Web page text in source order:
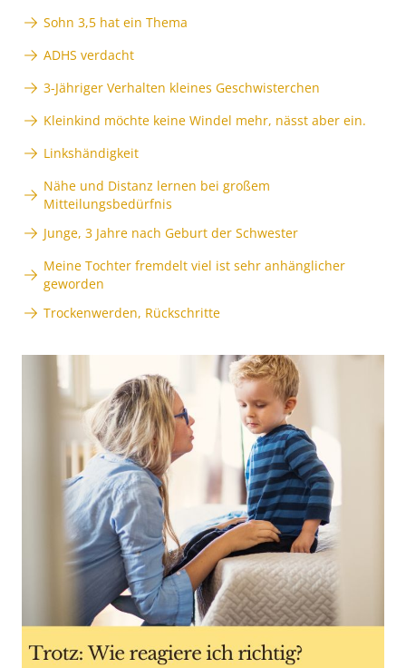
Sohn 3,5 hat ein Thema
ADHS verdacht
3-Jähriger Verhalten kleines Geschwisterchen
Kleinkind möchte keine Windel mehr, nässt aber ein.
Linkshändigkeit
Nähe und Distanz lernen bei großem
Mitteilungsbedürfnis
Junge, 3 Jahre nach Geburt der Schwester
Meine Tochter fremdelt viel ist sehr anhänglicher
geworden
Trockenwerden, Rückschritte